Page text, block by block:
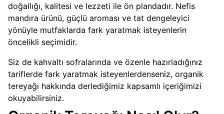
doğallığı, kalitesi ve lezzeti ile ön plandadır. Nefis
mandıra ürünü, güçlü aroması ve tat dengeleyici
yönüyle mutfaklarda fark yaratmak isteyenlerin
öncelikli seçimidir.
Siz de kahvaltı sofralarında ve özenle hazırladığınız
tariflerde fark yaratmak isteyenlerdenseniz, organik
tereyağı hakkında derlediğimiz kapsamlı içeriğimizi
okuyabilirsiniz.